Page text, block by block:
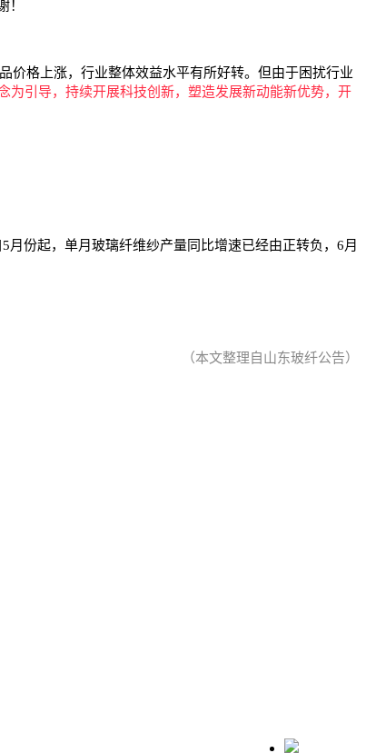
！
格上涨，行业整体效益水平有所好转。但由于困扰行业
为引导，持续开展科技创新，塑造发展新动能新优势，开
份起，单月玻璃纤维纱产量同比增速已经由正转负，6月
（本文整理自山东玻纤公告）